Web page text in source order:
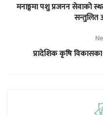
मनाङ्गमा पशु प्रजनन सेवाको
सन्तुलित
प्रादेशिक कृषि विकासका